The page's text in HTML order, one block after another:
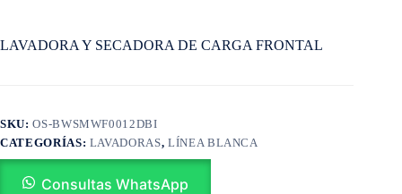
LAVADORA Y SECADORA DE CARGA FRONTAL
SKU:OS-BWSMWF0012DBI
CATEGORÍAS: LAVADORAS, LÍNEA BLANCA
Consultas WhatsApp